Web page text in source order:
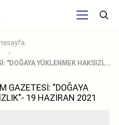
"DOĞAYA YÜKLENMEK HAKSIZL...
GAZETESİ: "DOĞAYA
19 HAZİRAN 2021